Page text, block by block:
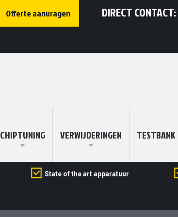
Offerte aanvragen DIRECT CONTACT:
CHIPTUNING VERWIJDERINGEN TESTBANK
State of the art apparatuur